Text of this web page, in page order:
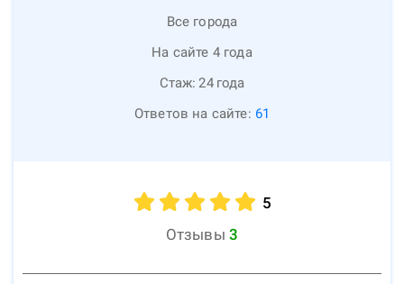
Все города
На сайте 4 года
Стаж: 24 года
Ответов на сайте: 61
5
Отзывы 3